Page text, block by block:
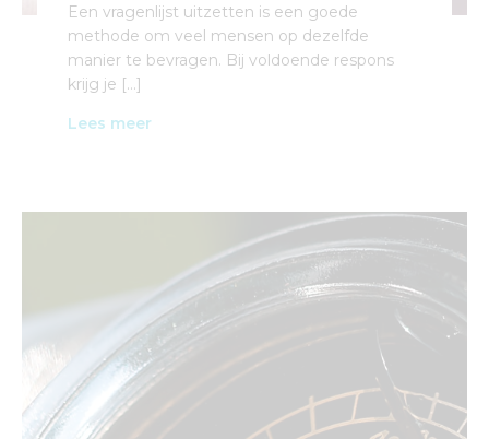
Een vragenlijst uitzetten is een goede
methode om veel mensen op dezelfde
manier te bevragen. Bij voldoende respons
krijg je […]
Lees meer